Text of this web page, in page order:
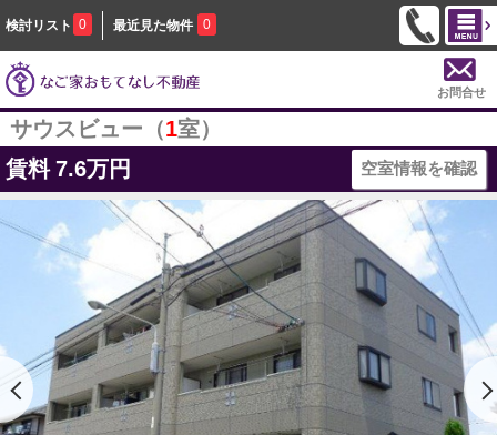
検討リスト 0 最近見た物件 0
お問合せ
サウスビュー（1室）
賃料 7.6万円 空室情報を確認